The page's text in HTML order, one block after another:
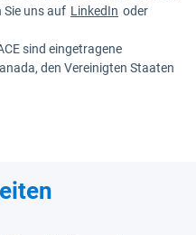
Sie uns auf LinkedIn oder
sind eingetragene
den Vereinigten Staaten